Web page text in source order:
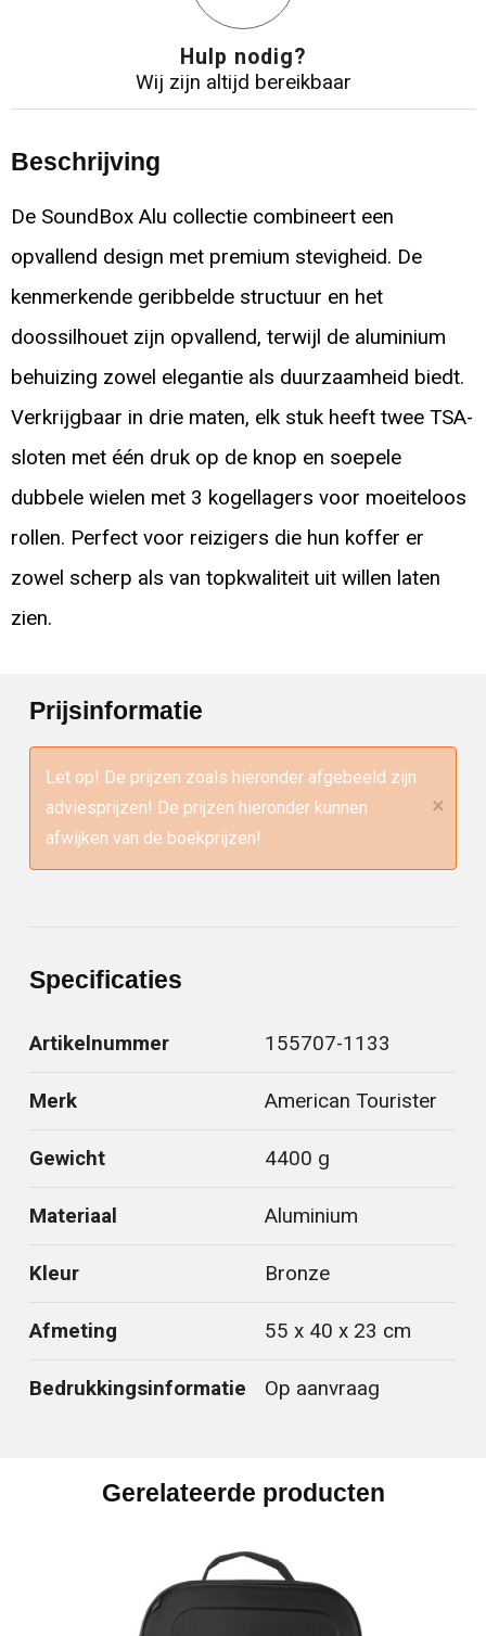
Hulp nodig?
Wij zijn altijd bereikbaar
Beschrijving
De SoundBox Alu collectie combineert een
opvallend design met premium stevigheid. De
kenmerkende geribbelde structuur en het
doossilhouet zijn opvallend, terwijl de aluminium
behuizing zowel elegantie als duurzaamheid biedt.
Verkrijgbaar in drie maten, elk stuk heeft twee TSA-
sloten met één druk op de knop en soepele
dubbele wielen met 3 kogellagers voor moeiteloos
rollen. Perfect voor reizigers die hun koffer er
zowel scherp als van topkwaliteit uit willen laten
zien.
Prijsinformatie
Let op! De prijzen zoals hieronder afgebeeld zijn
adviesprijzen! De prijzen hieronder kunnen
afwijken van de boekprijzen!
×
Specificaties
Artikelnummer 155707-1133
Merk American Tourister
Gewicht 4400 g
Materiaal Aluminium
Kleur Bronze
Afmeting 55 x 40 x 23 cm
Bedrukkingsinformatie Op aanvraag
Gerelateerde producten